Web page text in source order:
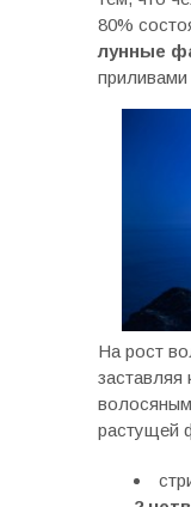
80%
лунные
На рост
заставляя
растущей